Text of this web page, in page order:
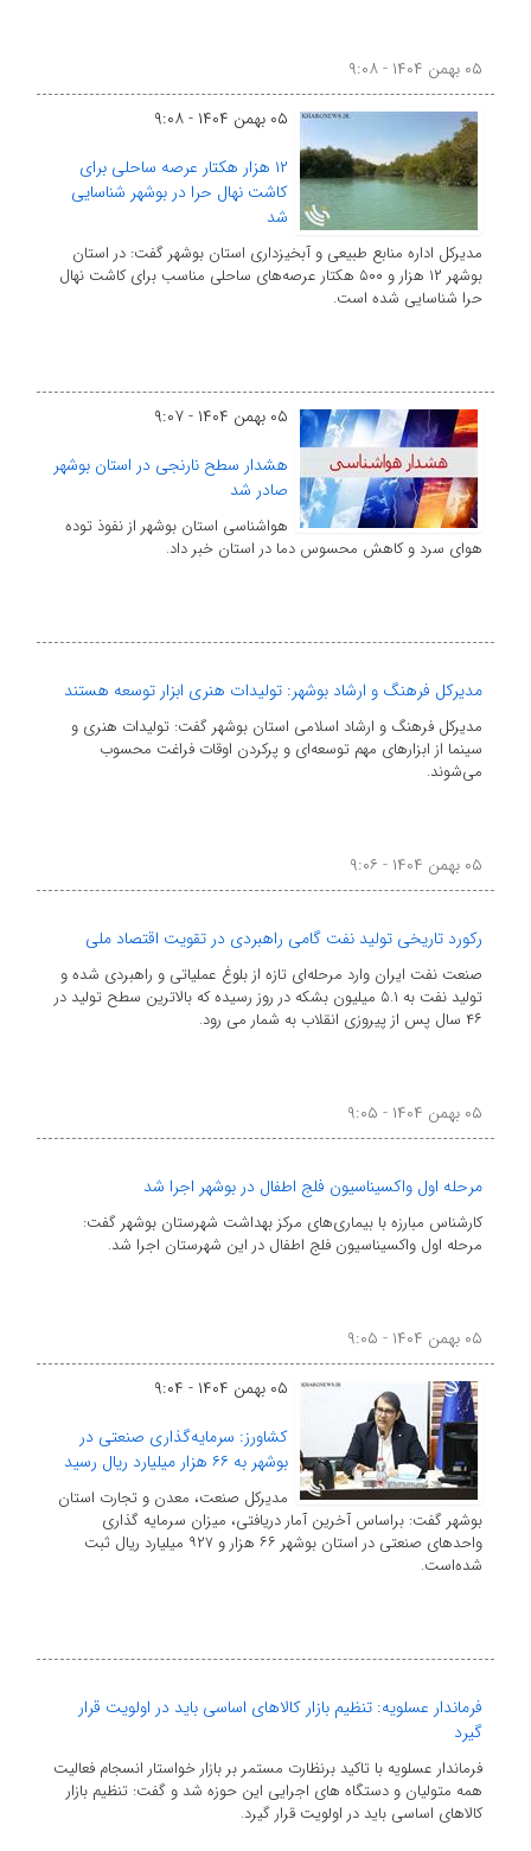
۰۵ بهمن ۱۴۰۴ - ۹:۰۸
۰۵ بهمن ۱۴۰۴ - ۹:۰۸
۱۲ هزار هکتار عرصه‌ ساحلی برای
کاشت نهال حرا در بوشهر شناسایی
شد
مدیرکل اداره منابع طبیعی و آبخیزداری استان بوشهر گفت: در استان
بوشهر ۱۲ هزار و ۵۰۰ هکتار عرصه‌های ساحلی مناسب برای کاشت نهال
حرا شناسایی شده است.
۰۵ بهمن ۱۴۰۴ - ۹:۰۷
هشدار سطح نارنجی در استان بوشهر
صادر شد
هواشناسی استان بوشهر از نفوذ توده
هوای سرد و کاهش محسوس دما در استان خبر داد.
مدیرکل فرهنگ و ارشاد بوشهر: تولیدات هنری ابزار توسعه هستند
مدیرکل فرهنگ و ارشاد اسلامی استان بوشهر گفت: تولیدات هنری و
سینما از ابزارهای مهم توسعه‌ای و پرکردن اوقات فراغت محسوب
می‌شوند.
۰۵ بهمن ۱۴۰۴ - ۹:۰۶
رکورد تاریخی تولید نفت گامی راهبردی در تقویت اقتصاد ملی
صنعت نفت ایران وارد مرحله‌ای تازه از بلوغ عملیاتی و راهبردی شده و
تولید نفت به ۵.۱ میلیون بشکه در روز رسیده که بالاترین سطح تولید در
۴۶ سال پس از پیروزی انقلاب به شمار می رود.
۰۵ بهمن ۱۴۰۴ - ۹:۰۵
مرحله اول واکسیناسیون فلج اطفال در بوشهر اجرا شد
کارشناس مبارزه با بیماری‌های مرکز بهداشت شهرستان بوشهر گفت:
مرحله اول واکسیناسیون فلج اطفال در این شهرستان اجرا شد.
۰۵ بهمن ۱۴۰۴ - ۹:۰۵
۰۵ بهمن ۱۴۰۴ - ۹:۰۴
کشاورز: سرمایه‌گذاری صنعتی در
بوشهر به ۶۶ هزار میلیارد ریال رسید
مدیرکل صنعت، معدن و تجارت استان
بوشهر گفت: براساس آخرین آمار دریافتی، میزان سرمایه گذاری
واحدهای صنعتی در استان بوشهر ۶۶ هزار و ۹۲۷ میلیارد ریال ثبت
شده‌است.
فرماندار عسلویه: تنظیم بازار کالاهای اساسی باید در اولویت قرار
گیرد
فرماندار عسلویه با تاکید برنظارت مستمر بر بازار خواستار انسجام فعالیت
همه متولیان و دستگاه های اجرایی این حوزه شد و گفت: تنظیم بازار
کالاهای اساسی باید در اولویت قرار گیرد.